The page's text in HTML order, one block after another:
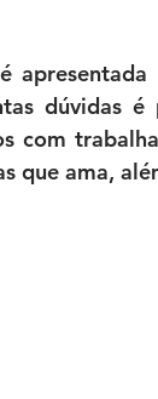
dúvidas
com
que ama,